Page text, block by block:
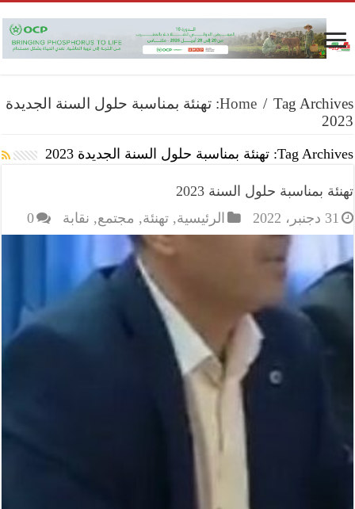
Home /
Tag Archives: تهنئة بمناسبة حلول السنة الجديدة
2023
Tag Archives: تهنئة بمناسبة حلول السنة الجديدة 2023
تهنئة بمناسبة حلول السنة 2023
31 دجنبر، 2022
الرئيسية,تهنئة, مجتمع, نقابة 0